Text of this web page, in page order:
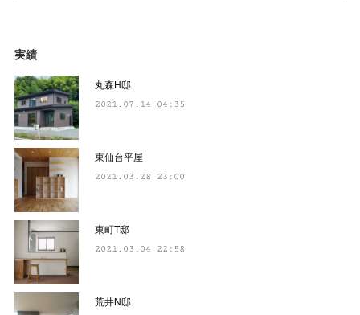
実績
丸森H邸
2021.07.14 04:35
東仙台平屋
2021.03.28 23:00
東町T邸
2021.03.04 22:58
荒井N邸